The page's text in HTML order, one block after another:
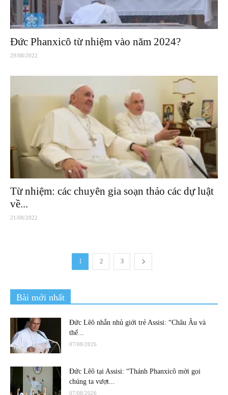
Đức Phanxicô từ nhiệm vào năm 2024?
29/08/2022
Từ nhiệm: các chuyên gia soạn thảo các dự luật
về...
21/08/2022
1 2 3
Bài mới nhất
Đức Lêô nhắn nhủ giới trẻ Assisi: “Châu Âu và
thế...
07/08/2026
Đức Lêô tại Assisi: “Thánh Phanxicô mời gọi
chúng ta vượt...
07/08/2026